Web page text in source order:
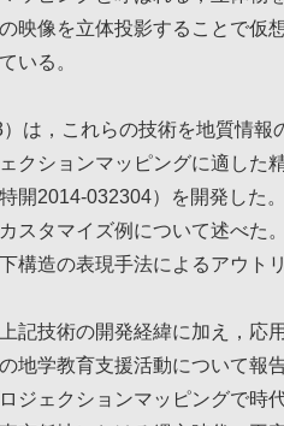
映像を立体投影することで仮
いる。
は，これらの技術を地質情
クションマッピングに適した
開2014-032304）を開発した
スタマイズ例について述べた
構造の表現手法によるアウト
記技術の開発経緯に加え，応
地学教育支援活動について報
ジェクションマッピングで時